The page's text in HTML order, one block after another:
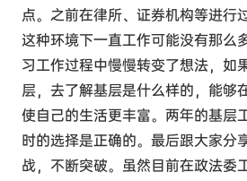
点。之前在律所、证券机构等进行
这种环境下一直工作可能没有那么
习工作过程中慢慢转变了想法，如
层，去了解基层是什么样的，能够
使自己的生活更丰富。两年的基层
时的选择是正确的。最后跟大家分
战，不断突破。虽然目前在政法委